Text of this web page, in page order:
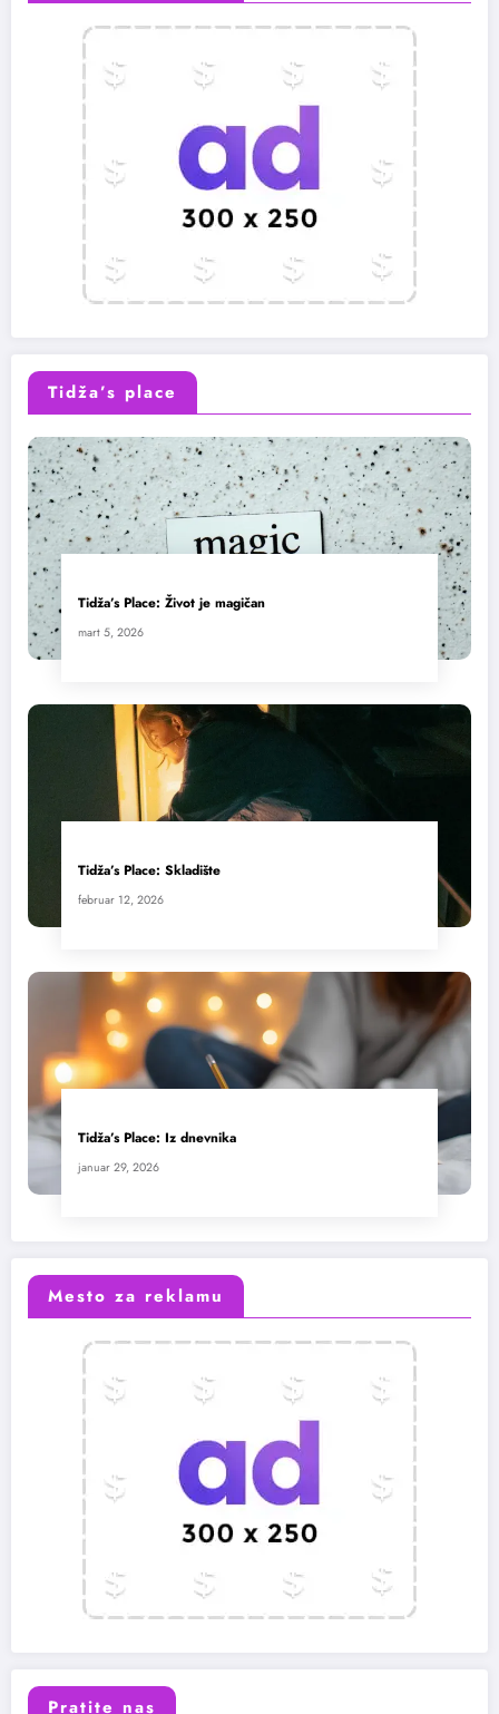
Tidža’s place
Tidža’s Place: Život je magičan
mart 5, 2026
Tidža’s Place: Skladište
februar 12, 2026
Tidža’s Place: Iz dnevnika
januar 29, 2026
Mesto za reklamu
Pratite nas